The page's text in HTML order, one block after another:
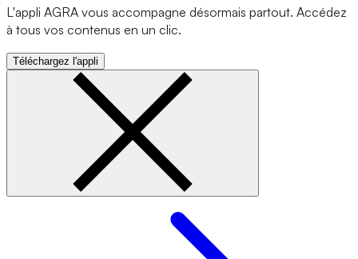
L'appli AGRA vous accompagne désormais partout. Accédez
à tous vos contenus en un clic.
Téléchargez l'appli